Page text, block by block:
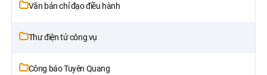
Văn bản chỉ đạo điều hành
Thư điện tử công vụ
Công báo Tuyên Quang